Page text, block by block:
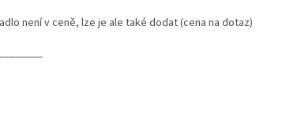
není v ceně, lze je ale také dodat (cena na dotaz)